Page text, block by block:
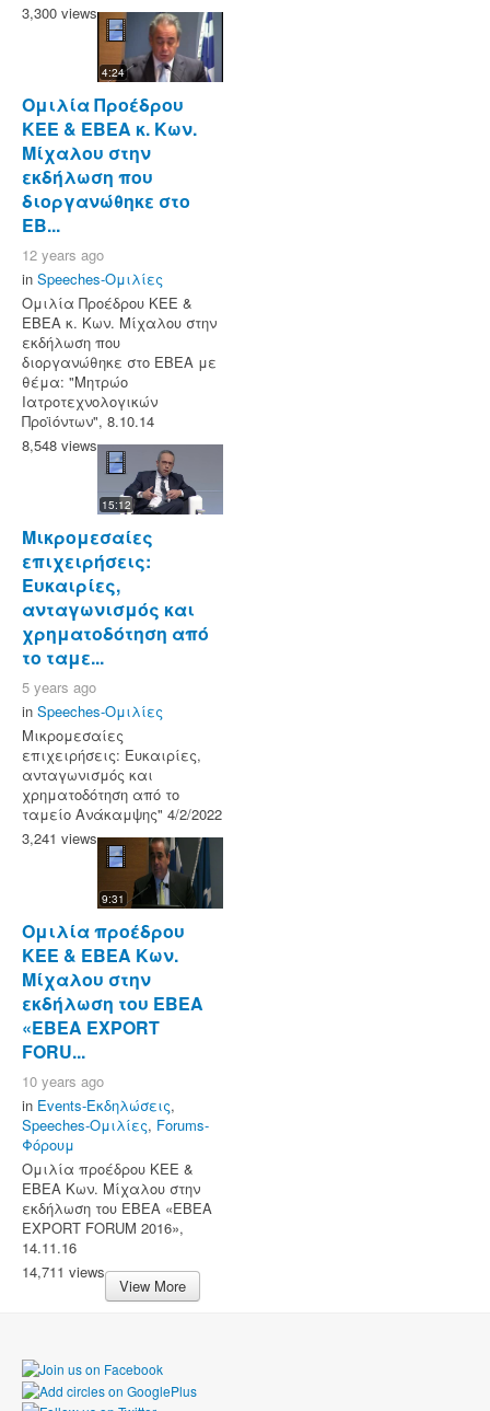
3,300 views
4:24
Ομιλία Προέδρου
ΚΕΕ & ΕΒΕΑ κ. Κων.
Μίχαλου στην
εκδήλωση που
διοργανώθηκε στο
ΕΒ...
12 years ago
in Speeches-Ομιλίες
Ομιλία Προέδρου ΚΕΕ &
ΕΒΕΑ κ. Κων. Μίχαλου στην
εκδήλωση που
διοργανώθηκε στο ΕΒΕΑ με
θέμα: "Μητρώο
Ιατροτεχνολογικών
Προϊόντων", 8.10.14
8,548 views
15:12
Μικρομεσαίες
επιχειρήσεις:
Ευκαιρίες,
ανταγωνισμός και
χρηματοδότηση από
το ταμε...
5 years ago
in Speeches-Ομιλίες
Μικρομεσαίες
επιχειρήσεις: Ευκαιρίες,
ανταγωνισμός και
χρηματοδότηση από το
ταμείο Ανάκαμψης" 4/2/2022
3,241 views
9:31
Ομιλία προέδρου
ΚΕΕ & ΕΒΕΑ Κων.
Μίχαλου στην
εκδήλωση του ΕΒΕΑ
«ΕΒΕΑ EXPORT
FORU...
10 years ago
in Events-Εκδηλώσεις,
Speeches-Ομιλίες, Forums-
Φόρουμ
Ομιλία προέδρου ΚΕΕ &
ΕΒΕΑ Κων. Μίχαλου στην
εκδήλωση του ΕΒΕΑ «ΕΒΕΑ
EXPORT FORUM 2016»,
14.11.16
14,711 views
View More